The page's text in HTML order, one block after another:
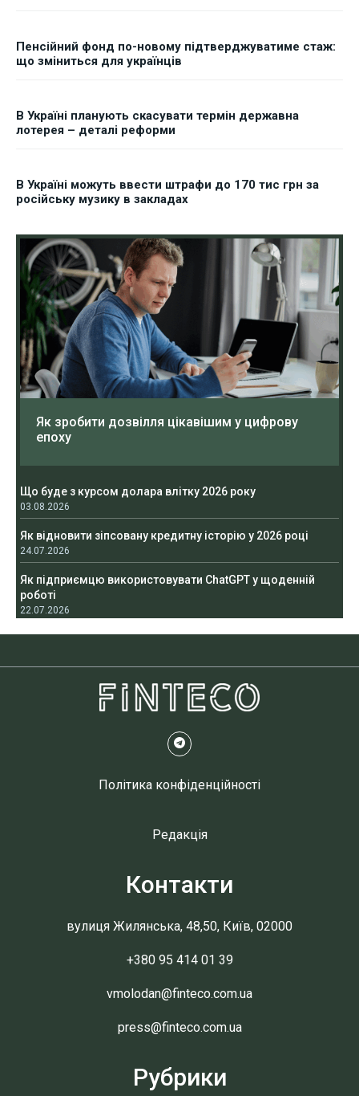
Пенсійний фонд по-новому підтверджуватиме стаж:
що зміниться для українців
В Україні планують скасувати термін державна
лотерея – деталі реформи
В Україні можуть ввести штрафи до 170 тис грн за
російську музику в закладах
Як зробити дозвілля цікавішим у цифрову
епоху
Що буде з курсом долара влітку 2026 року
03.08.2026
Як відновити зіпсовану кредитну історію у 2026 році
24.07.2026
Як підприємцю використовувати ChatGPT у щоденній
роботі
22.07.2026
Політика конфіденційності
Редакція
Контакти
вулиця Жилянська, 48,50, Київ, 02000
+380 95 414 01 39
vmolodan@finteco.com.ua
press@finteco.com.ua
Рубрики